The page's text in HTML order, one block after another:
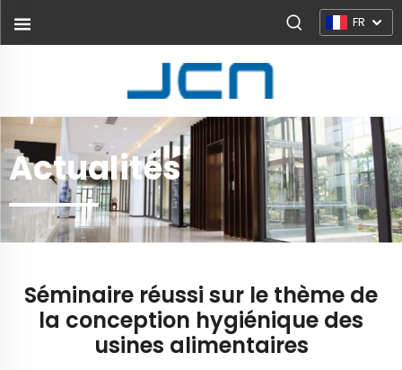
FR
Actualités
Séminaire réussi sur le thème de
la conception hygiénique des
usines alimentaires